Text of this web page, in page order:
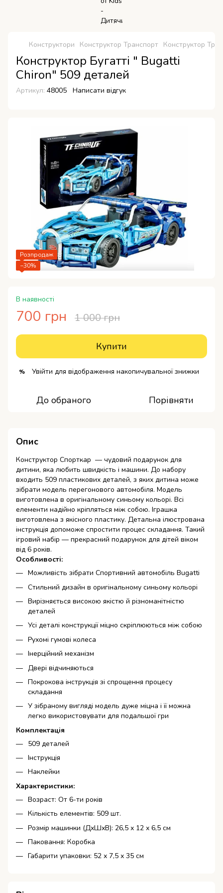
Конструктори Конструктор Транспорт Конструктор
Конструктор Бугатті " Bugatti
Chiron" 509 деталей
Артикул: 48005 Написати відгук
Розпродаж
−30%
В наявності
700 грн 1 000 грн
Купити
% Увійти для відображення накопичувальної знижки
До обраного Порівняти
Опис
Конструктор Спорткар — чудовий подарунок для
дитини, яка любить швидкість і машини. До набору
входить 509 пластикових деталей, з яких дитина може
зібрати модель перегонового автомобіля. Модель
виготовлена в оригінальному синьому кольорі. Всі
елементи надійно кріпляться між собою. Іграшка
виготовлена з якісного пластику. Детальна ілюстрована
інструкція допоможе спростити процес складання. Такий
ігровий набір — прекрасний подарунок для дітей віком
від 6 років.
Особливості:
Можливість зібрати Спортивний автомобіль Bugatti
Стильний дизайн в оригінальному синьому кольорі
Вирізняється високою якістю й різноманітністю
деталей
Усі деталі конструкції міцно скріплюються між собою
Рухомі гумові колеса
Інерційний механізм
Двері відчиняються
Покрокова інструкція зі спрощення процесу
складання
У зібраному вигляді модель дуже міцна і її можна
легко використовувати для подальшої гри
Комплектація
509 деталей
Інструкція
Наклейки
Характеристики:
Возраст: От 6-ти років
Кількість елементів: 509 шт.
Розмір машинки (ДхШхВ): 26,5 х 12 х 6,5 см
Паковання: Коробка
Габарити упаковки: 52 х 7,5 х 35 см